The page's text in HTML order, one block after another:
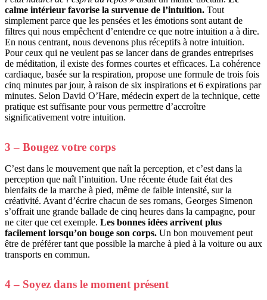
calme intérieur favorise la survenue de l’intuition. Tout
simplement parce que les pensées et les émotions sont autant de
filtres qui nous empêchent d’entendre ce que notre intuition a à dire.
En nous centrant, nous devenons plus réceptifs à notre intuition.
Pour ceux qui ne veulent pas se lancer dans de grandes entreprises
de méditation, il existe des formes courtes et efficaces. La cohérence
cardiaque, basée sur la respiration, propose une formule de trois fois
cinq minutes par jour, à raison de six inspirations et 6 expirations par
minutes. Selon David O’Hare, médecin expert de la technique, cette
pratique est suffisante pour vous permettre d’accroître
significativement votre intuition.
3 – Bougez votre corps
C’est dans le mouvement que naît la perception, et c’est dans la
perception que naît l’intuition. Une récente étude fait état des
bienfaits de la marche à pied, même de faible intensité, sur la
créativité. Avant d’écrire chacun de ses romans, Georges Simenon
s’offrait une grande ballade de cinq heures dans la campagne, pour
ne citer que cet exemple. Les bonnes idées arrivent plus
facilement lorsqu’on bouge son corps. Un bon mouvement peut
être de préférer tant que possible la marche à pied à la voiture ou aux
transports en commun.
4 – Soyez dans le moment présent